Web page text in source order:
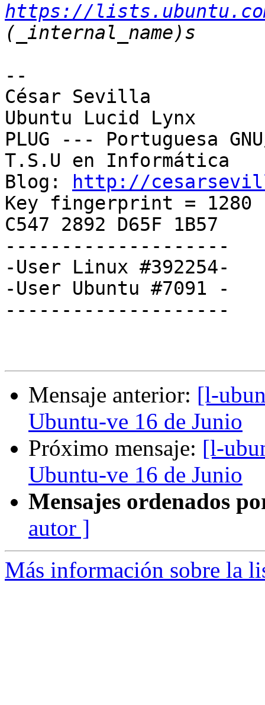
https://
--
﻿César Sevilla
Ubuntu Lucid Lynx
PLUG --- Portuguesa
T.S.U en Informática
Blog:
http://
Key fingerprint = 1280
C547 2892 D65F 1B57
--------------------
-User Linux #392254-
-User Ubuntu #7091 -
--------------------
Mensaje anterior: [l-
Ubuntu-ve 16 de Junio
Próximo mensaje: [l-
Ubuntu-ve 16 de Junio
Mensajes ordenados
autor ]
Más información sobre la